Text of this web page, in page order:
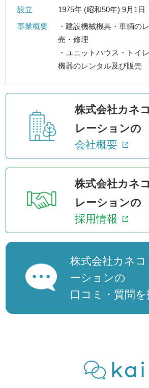
設立
1975年 (昭和50年) 9月1日
事業概要
・建設機械機具・車輌の
売・修理
・ユニットハウス・トイ
機器のレンタル及び販売
株式会社カネ
レーションの
会社概要
株式会社カネ
レーションの
採用情報
株式会社カネ
ーションの
口コミ・質問を